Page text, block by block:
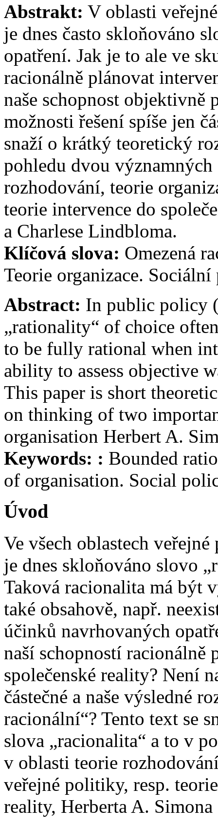
Abstrakt: V oblasti
je dnes často skloňováno
opatření. Jak je to ale ve
racionálně plánovat
naše schopnost objektivně
možnosti řešení spíše jen
snaží o krátký teoretický
pohledu dvou
rozhodování, teorie
teorie intervence do
a Charlese Lindbloma.
Klíčová slova: Omezená
Teorie organizace.
Abstract: In public policy
„rationality“ of choice
to be fully rational when
ability to assess objective
This paper is short
on thinking of two
organisation Herbert A.
Keywords: : Bounded
of organisation. Social
Úvod
Ve všech oblastech
je dnes skloňováno slovo
Taková racionalita má být
také obsahově, např.
účinků navrhovaných
naší schopností racionálně
společenské reality? Není
částečné a naše výsledné
racionální“? Tento text se
slova „racionalita“ a to v
v oblasti teorie
veřejné politiky, resp.
reality, Herberta A.